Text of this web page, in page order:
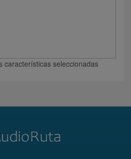
características seleccionadas